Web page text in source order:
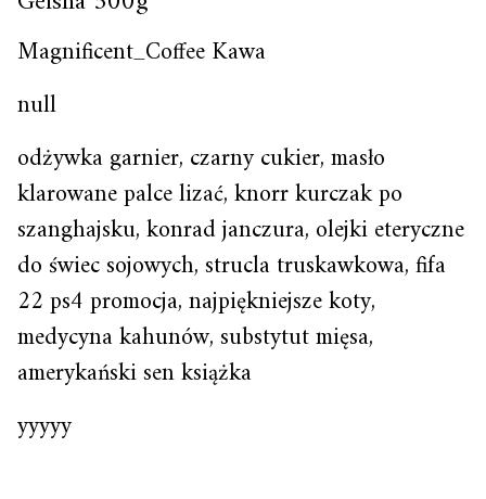
Magnificent_Coffee Kawa
null
odżywka garnier, czarny cukier, masło
klarowane palce lizać, knorr kurczak po
szanghajsku, konrad janczura, olejki eteryczne
do świec sojowych, strucla truskawkowa, fifa
22 ps4 promocja, najpiękniejsze koty,
medycyna kahunów, substytut mięsa,
amerykański sen książka
yyyyy